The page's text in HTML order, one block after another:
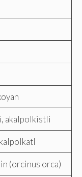
akalpolkistli
(orcinus orca)